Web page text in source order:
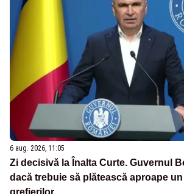
6 aug. 2026, 11:05
Zi decisivă la Înalta Curte. Guvernul
dacă trebuie să plătească aproape
grefierilor